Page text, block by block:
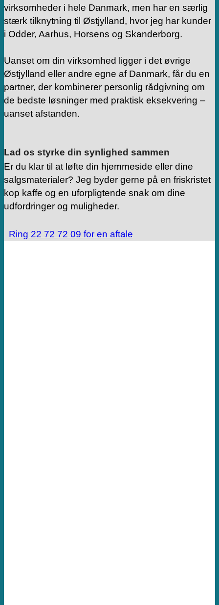
virksomheder i hele Danmark, men har en særlig
stærk tilknytning til Østjylland, hvor jeg har kunder
i Odder, Aarhus, Horsens og Skanderborg.
Uanset om din virksomhed ligger i det øvrige
Østjylland eller andre egne af Danmark, får du en
partner, der kombinerer personlig rådgivning om
de bedste løsninger med praktisk eksekvering –
uanset afstanden.
Lad os styrke din synlighed sammen
Er du klar til at løfte din hjemmeside eller dine
salgsmaterialer? Jeg byder gerne på en friskristet
kop kaffe og en uforpligtende snak om dine
udfordringer og muligheder.
Ring 22 72 72 09 for en aftale